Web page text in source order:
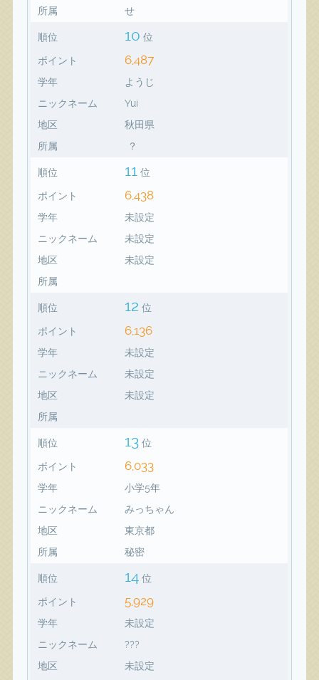
所属
せ
順位 10 位
ポイント 6,487
学年
ようじ
ニックネーム
Yui
地区
秋田県
所属
？
順位 11 位
ポイント 6,438
学年
未設定
ニックネーム
未設定
地区
未設定
所属
順位 12 位
ポイント 6,136
学年
未設定
ニックネーム
未設定
地区
未設定
所属
順位 13 位
ポイント 6,033
学年
小学5年
ニックネーム
みっちゃん
地区
東京都
所属
秘密
順位 14 位
ポイント 5,929
学年
未設定
ニックネーム
???
地区
未設定